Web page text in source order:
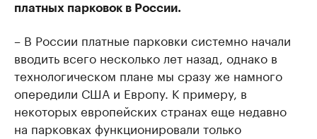
платных парковок в России.
– В России платные парковки системно начали
вводить всего несколько лет назад, однако в
технологическом плане мы сразу же намного
опередили США и Европу. К примеру, в
некоторых европейских странах еще недавно
на парковках функционировали только